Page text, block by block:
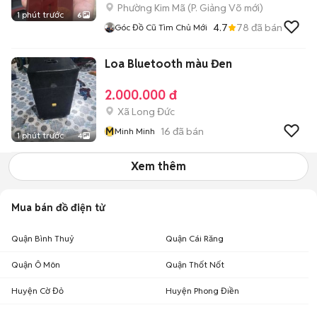
1 phút trước 6
Phường Kim Mã (P. Giảng Võ mới)
Góc Đồ Cũ Tìm Chủ Mới 4.7 78 đã bán
1 phút trước 4
Loa Bluetooth màu Đen
2.000.000 đ
Xã Long Đức
MMinh Minh 16 đã bán
Xem thêm
Mua bán đồ điện tử
Quận Bình Thuỷ Quận Cái Răng
Quận Ô Môn Quận Thốt Nốt
Huyện Cờ Đỏ Huyện Phong Điền